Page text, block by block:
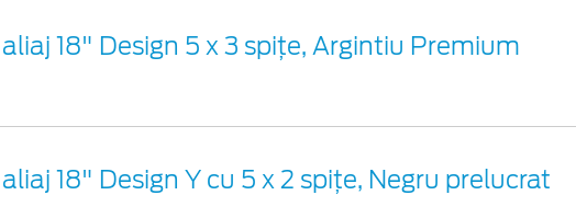
18" Design 5 x 3 spițe, Argintiu Premium
18" Design Y cu 5 x 2 spițe, Negru prelucrat